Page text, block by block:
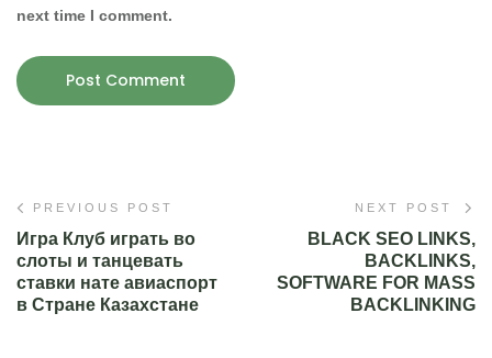
next time I comment.
PREVIOUS POST
Игра Клуб играть во
слоты и танцевать
ставки нате авиаспорт
в Стране Казахстане
NEXT POST
BLACK SEO LINKS,
BACKLINKS,
SOFTWARE FOR MASS
BACKLINKING